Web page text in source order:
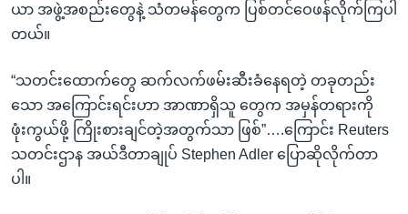
ယာ အဖွဲ့အစည်းတွေနဲ့ သံတမန်တွေက ပြစ်တင်ဝေဖန်လိုက်ကြပါ
တယ်။
“သတင်းထောက်တွေ ဆက်လက်ဖမ်းဆီးခံနေရတဲ့ တခုတည်း
သော အကြောင်းရင်းဟာ အာဏာရှိသူ တွေက အမှန်တရားကို
ဖုံးကွယ်ဖို့ ကြိုးစားချင်တဲ့အတွက်သာ ဖြစ်”….ကြောင်း Reuters
သတင်းဌာန အယ်ဒီတာချုပ် Stephen Adler ပြောဆိုလိုက်တာ
ပါ။